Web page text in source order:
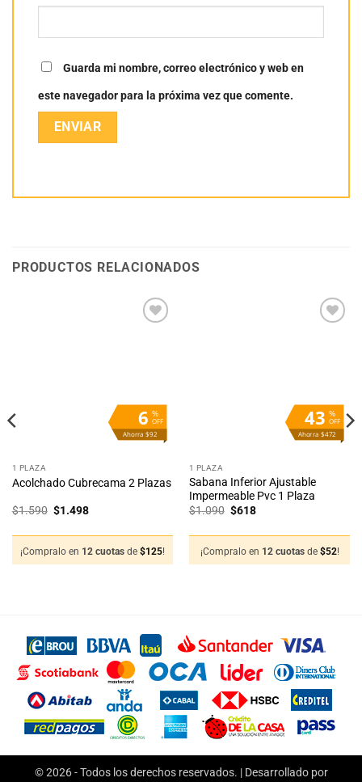
Guarda mi nombre, correo electrónico y web en
este navegador para la próxima vez que comente.
PRODUCTOS RELACIONADOS
%
OFF
6
Ahorra $92
1 PLAZA
Acolchado Cubrecama 2 Plazas
$1.590 El
$1.590.
$1.498El
$1.498.
¡Compralo en 12 cuotas de $125!
%
OFF
43
Ahorra $472
1 PLAZA
Sabana Inferior Ajustable
Impermeable Pvc 1 Plaza
$1.090 El
$1.090.
$618El
$618.
¡Compralo en 12 cuotas de $52!
© 2026 - Todos los derechos reservados. | Desarrollado por